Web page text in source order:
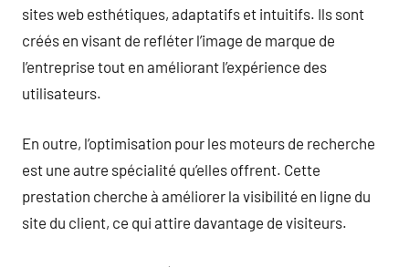
sites web esthétiques, adaptatifs et intuitifs. Ils sont
créés en visant de refléter l’image de marque de
l’entreprise tout en améliorant l’expérience des
utilisateurs.
En outre, l’optimisation pour les moteurs de recherche
est une autre spécialité qu’elles offrent. Cette
prestation cherche à améliorer la visibilité en ligne du
site du client, ce qui attire davantage de visiteurs.